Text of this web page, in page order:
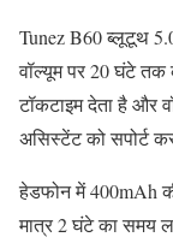
Tunez B60 ब्लूटूथ
वॉल्यूम पर 20 घंटे तक
टॉकटाइम देता है और
असिस्टेंट को सपोर्ट
हेडफोन में 400mAh
मात्र 2 घंटे का समय